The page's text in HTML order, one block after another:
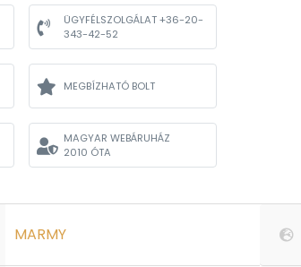
ÜGYFÉLSZOLGÁLAT +36-20-
343-42-52
MEGBÍZHATÓ BOLT
MAGYAR WEBÁRUHÁZ
2010 ÓTA
MARMY